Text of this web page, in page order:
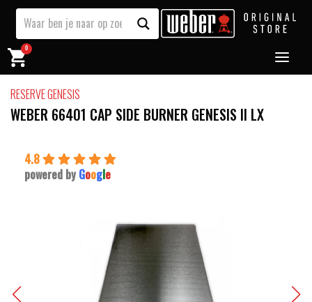
0
RESERVE GENESIS
WEBER 66401 CAP SIDE BURNER GENESIS II LX
4.8
powered by Google